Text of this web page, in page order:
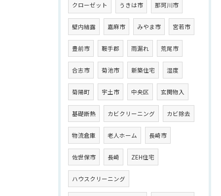
クローゼット うきは市 那珂川市
壁内結露 嘉麻市 みやま市 宮若市
豊前市 鞍手郡 雨漏れ 荒尾市
合志市 菊池市 新築住宅 湿度
菊陽町 宇土市 中央区 玄関物入
基礎断熱 カビクリーニング カビ除去
物流倉庫 老人ホーム 長崎市
佐世保市 長崎 ZEH住宅
ハウスクリーニング